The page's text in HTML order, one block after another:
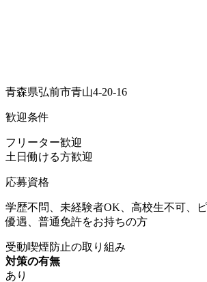
青森県弘前市青山4-20-16
歓迎条件
フリーター歓迎
土日働ける方歓迎
応募資格
学歴不問、未経験者OK、高校生不可、
優遇、普通免許をお持ちの方
受動喫煙防止の取り組み
対策の有無
あり